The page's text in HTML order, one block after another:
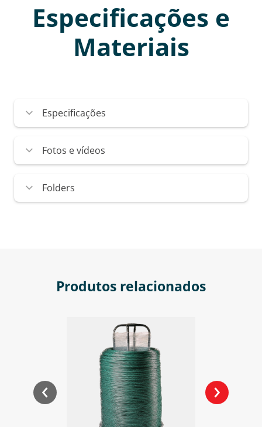
Especificações e
Materiais
Especificações
Fotos e vídeos
Folders
Produtos relacionados